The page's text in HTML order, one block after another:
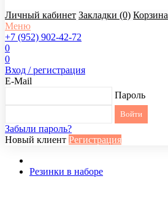
Личный кабинет Закладки (0) Корзина
Меню
+7 (952) 902-42-72
0
0
Вход / регистрация
E-Mail
Пароль
Забыли пароль?
Новый клиент Регистрация
Резинки в наборе